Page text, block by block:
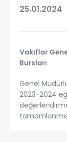
25.01.2024
Vakıflar
Bursları
Genel
2023-2024